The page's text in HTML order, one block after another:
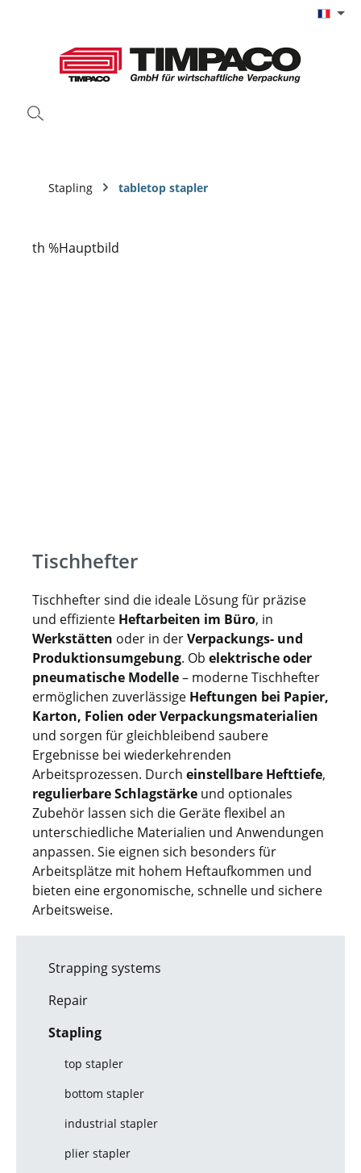
Stapling tabletop stapler
Tischhefter
Tischhefter sind die ideale Lösung für präzise
und effiziente Heftarbeiten im Büro, in
Werkstätten oder in derVerpackungs- und
Produktionsumgebung. Ob elektrische oder
pneumatische Modelle– moderne Tischhefter
ermöglichen zuverlässige Heftungen bei Papier,
Karton, Folien oder Verpackungsmaterialien
und sorgen für gleichbleibend saubere
Ergebnisse bei wiederkehrenden
Arbeitsprozessen. Durch einstellbare Hefttiefe,
regulierbare Schlagstärke und optionales
Zubehör lassen sich die Geräte flexibel an
unterschiedliche Materialien und Anwendungen
anpassen. Sie eignen sich besonders für
Arbeitsplätze mit hohem Heftaufkommen und
bieten eine ergonomische, schnelle und sichere
Arbeitsweise.
Strapping systems
Repair
Stapling
top stapler
bottom stapler
industrial stapler
plier stapler